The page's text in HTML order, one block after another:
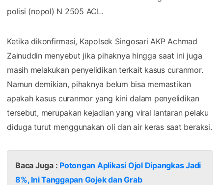
polisi (nopol) N 2505 ACL.
Ketika dikonfirmasi, Kapolsek Singosari AKP Achmad
Zainuddin menyebut jika pihaknya hingga saat ini juga
masih melakukan penyelidikan terkait kasus curanmor.
Namun demikian, pihaknya belum bisa memastikan
apakah kasus curanmor yang kini dalam penyelidikan
tersebut, merupakan kejadian yang viral lantaran pelaku
diduga turut menggunakan oli dan air keras saat beraksi.
Baca Juga : Potongan Aplikasi Ojol Dipangkas Jadi
8%, Ini Tanggapan Gojek dan Grab